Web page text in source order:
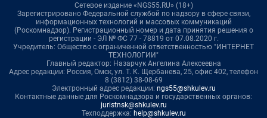
Сетевое издание «NGS55.RU» (18+)
Зарегистрировано Федеральной службой по надзору в сфере связи,
информационных технологий и массовых коммуникаций
(Роскомнадзор). Регистрационный номер и дата принятия решения о
регистрации - ЭЛ № ФС 77 - 78819 от 07.08.2020 г.
Учредитель: Общество с ограниченной ответственностью "ИНТЕРНЕТ
ТЕХНОЛОГИИ"
Главный редактор: Назарчук Ангелина Алексеевна
Адрес редакции: Россия, Омск, ул. Т. К. Щербанева, 25, офис 402, телефон
8 (3812) 38-08-69
Электронный адрес редакции: ngs55@shkulev.ru
Контактные данные для Роскомнадзора и государственных органов:
juristnsk@shkulev.ru
Техподдержка: help@shkulev.ru